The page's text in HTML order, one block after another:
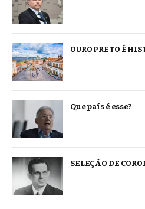
OURO PRETO É
Que país é esse?
SELEÇÃO DE